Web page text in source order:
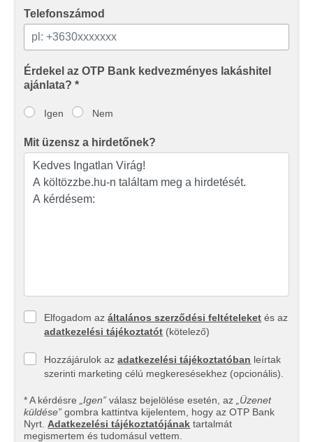
Telefonszámod
Érdekel az OTP Bank kedvezményes lakáshitel
ajánlata? *
Igen Nem
Mit üzensz a hirdetőnek?
Elfogadom azáltalános szerződési feltételeket és az
adatkezelési tájékoztatót (kötelező)
Hozzájárulok azadatkezelési tájékoztatóban leírtak
szerinti marketing célú megkeresésekhez (opcionális).
* A kérdésre „Igen” válasz bejelölése esetén, az
„Üzenet
küldése” gombra kattintva kijelentem, hogy az OTP Bank
Nyrt. Adatkezelési tájékoztatójának tartalmát
megismertem és tudomásul vettem.